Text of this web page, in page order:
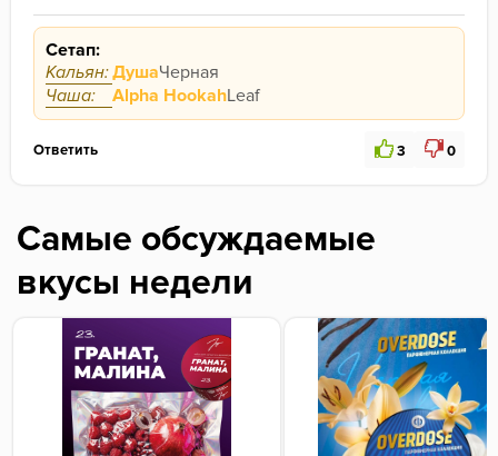
Сетап:
Кальян:ДушаЧерная
Чаша:
Alpha HookahLeaf
Ответить 3 0
Самые обсуждаемые
вкусы недели